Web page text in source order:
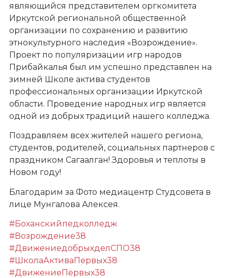
являющийся представителем оргкомитета
Иркутской региональной общественной
организации по сохранению и развитию
этнокультурного наследия «Возрождение».
Проект по популяризации игр народов
Прибайкалья был им успешно представлен на
зимней Школе актива студентов
профессиональных организации Иркутской
области. Проведение народных игр является
одной из добрых традиций нашего колледжа.
Поздравляем всех жителей нашего региона,
студентов, родителей, социальных партнеров с
праздником Сагаалган! Здоровья и теплоты в
Новом году!
Благодарим за Фото медиацентр Студсовета в
лице Мунгалова Алексея.
#Боханскийпедколледж
#Возрождение38
#ДвижениедобрыхделСПО38
#ШколаАктиваПервых38
#ДвижениеПервых38